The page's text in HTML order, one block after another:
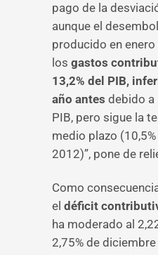
pago de la
aunque el
producido en
los gastos
13,2% del PIB,
año antes debido a
PIB, pero sigue la
medio plazo
2012)”, pone de
Como
el déficit
ha moderado al
2,75% de